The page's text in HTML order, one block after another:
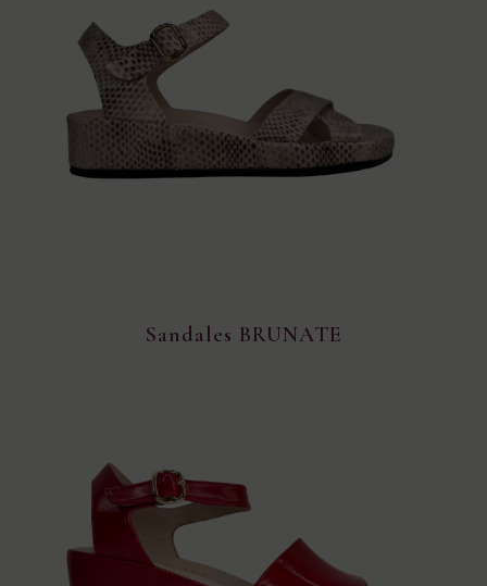
Sandales BRUNATE